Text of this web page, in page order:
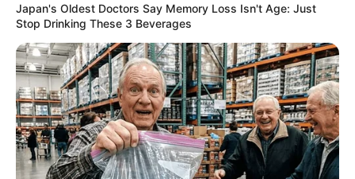
Japan's Oldest Doctors Say Memory Loss Isn't Age: Just
Stop Drinking These 3 Beverages